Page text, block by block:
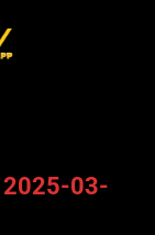
2025-03-